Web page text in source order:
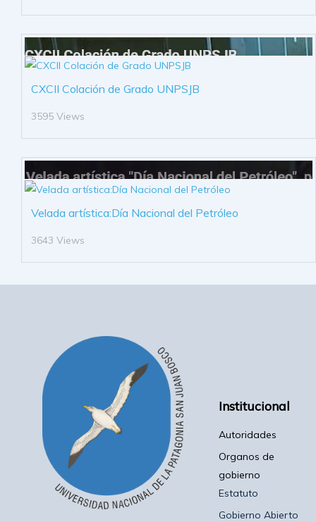
CXCII Colación de Grado UNPSJB
3595 Views
Velada artística:Día Nacional del Petróleo
3643 Views
Institucional
Autoridades
Organos de
gobierno
Estatuto
Gobierno Abierto